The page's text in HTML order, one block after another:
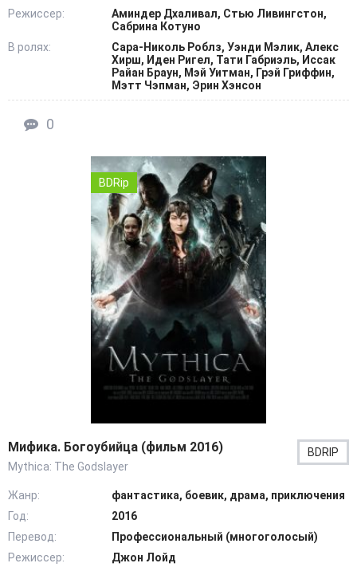
Режиссер:
Аминдер Дхаливал, Стью Ливингстон,
Сабрина Котуно
В ролях:
Сара-Николь Роблз, Уэнди Мэлик, Алекс
Хирш, Иден Ригел, Тати Габриэль, Иссак
Райан Браун, Мэй Уитман, Грэй Гриффин,
Мэтт Чэпман, Эрин Хэнсон
0
BDRip
Мифика. Богоубийца (фильм 2016)
Mythica: The Godslayer
BDRIP
Жанр:
фантастика, боевик, драма, приключения
Год:
2016
Перевод:
Профессиональный (многоголосый)
Режиссер:
Джон Лойд